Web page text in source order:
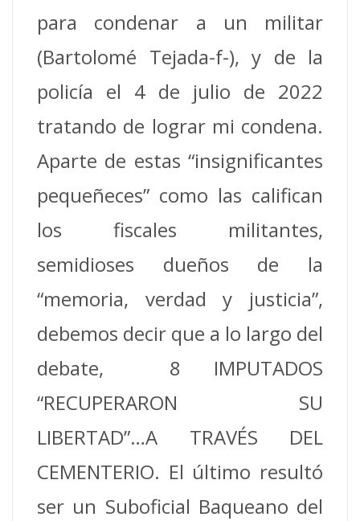
para condenar a un militar
(Bartolomé Tejada-f-), y de la
policía el 4 de julio de 2022
tratando de lograr mi condena.
Aparte de estas “insignificantes
pequeñeces” como las califican
los fiscales militantes,
semidioses dueños de la
“memoria, verdad y justicia”,
debemos decir que a lo largo del
debate, 8 IMPUTADOS
“RECUPERARON SU
LIBERTAD”…A TRAVÉS DEL
CEMENTERIO. El último resultó
ser un Suboficial Baqueano del